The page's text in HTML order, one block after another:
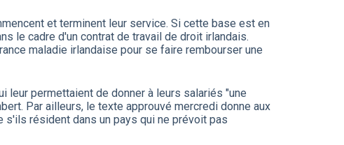
et terminent leur service. Si cette base est en
le cadre d'un contrat de travail de droit irlandais.
maladie irlandaise pour se faire rembourser une
leur permettaient de donner à leurs salariés "une
Par ailleurs, le texte approuvé mercredi donne aux
résident dans un pays qui ne prévoit pas